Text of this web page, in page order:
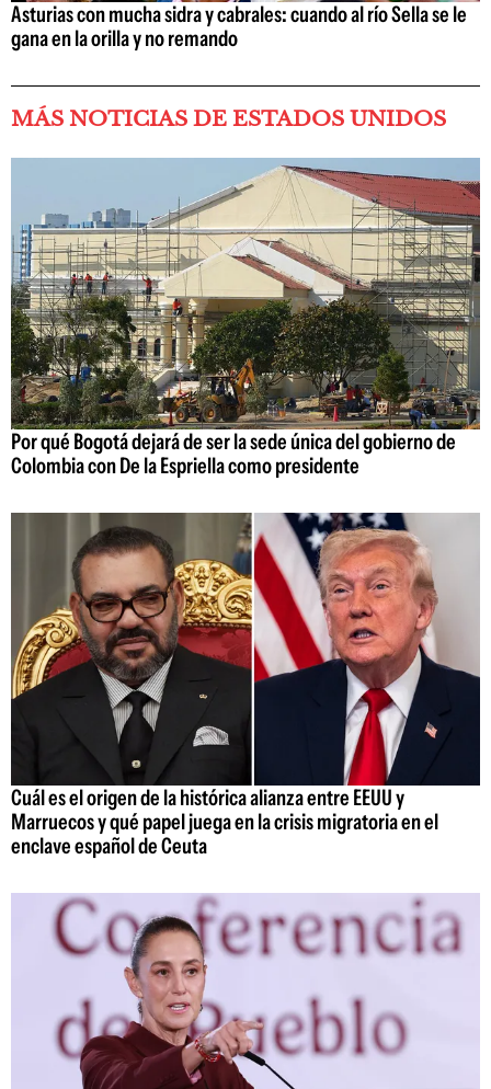
Asturias con mucha sidra y cabrales: cuando al río Sella se le
gana en la orilla y no remando
MÁS NOTICIAS DE ESTADOS UNIDOS
Por qué Bogotá dejará de ser la sede única del gobierno de
Colombia con De la Espriella como presidente
Cuál es el origen de la histórica alianza entre EEUU y
Marruecos y qué papel juega en la crisis migratoria en el
enclave español de Ceuta